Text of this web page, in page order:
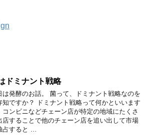
ドミナント戦略
は発酵のお話。 菌って、ドミナント戦略なのを
知ですか？ ドミナント戦略って何かといいます
コンビニなどチェーン店が特定の地域にたくさ
店することで他のチェーン店を追い出して市場
占すると …